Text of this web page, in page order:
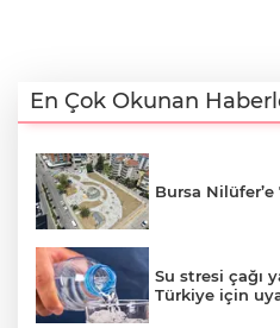
En Çok Okunan
Bursa Nilüfer’e
Su stresi çağı
Türkiye için